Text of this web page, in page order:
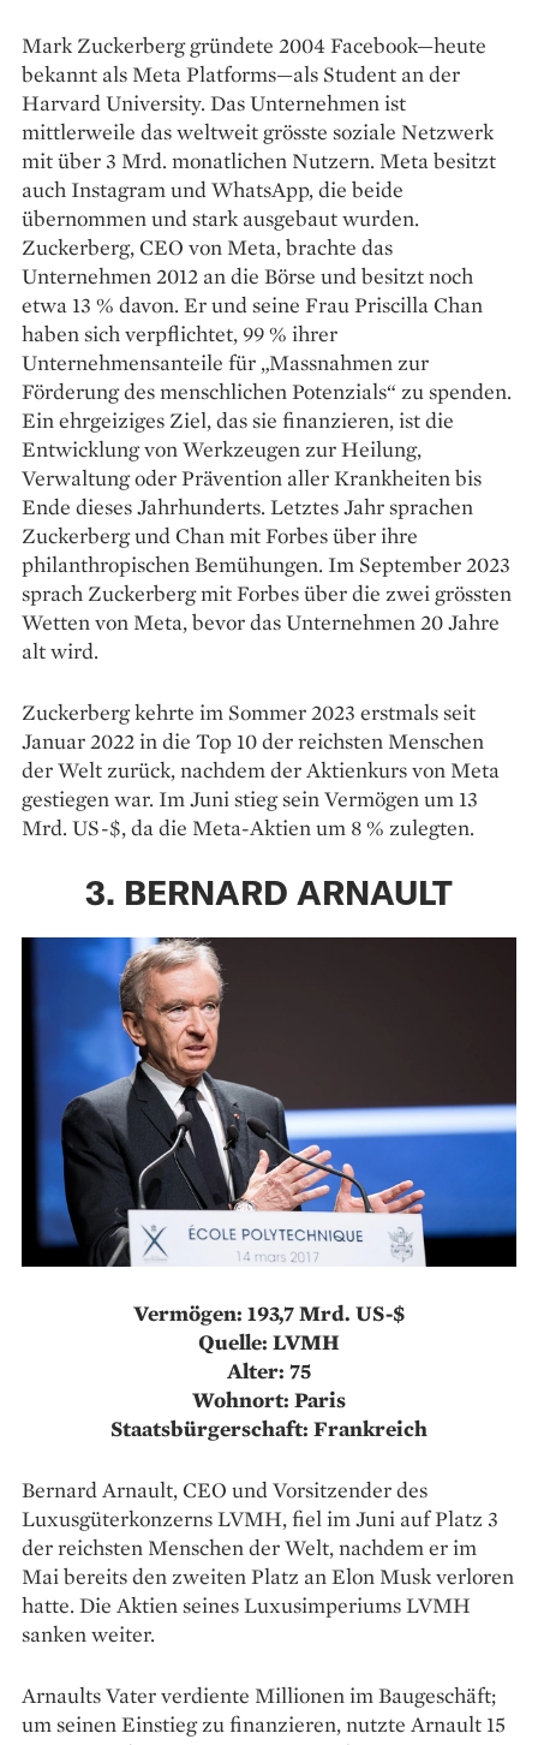
Mark Zuckerberg gründete 2004 Facebook—heute
bekannt als Meta Platforms—als Student an der
Harvard University. Das Unternehmen ist
mittlerweile das weltweit grösste soziale Netzwerk
mit über 3 Mrd. monatlichen Nutzern. Meta besitzt
auch Instagram und WhatsApp, die beide
übernommen und stark ausgebaut wurden.
Zuckerberg, CEO von Meta, brachte das
Unternehmen 2012 an die Börse und besitzt noch
etwa 13 % davon. Er und seine Frau Priscilla Chan
haben sich verpflichtet, 99 % ihrer
Unternehmensanteile für „Massnahmen zur
Förderung des menschlichen Potenzials“ zu spenden.
Ein ehrgeiziges Ziel, das sie finanzieren, ist die
Entwicklung von Werkzeugen zur Heilung,
Verwaltung oder Prävention aller Krankheiten bis
Ende dieses Jahrhunderts. Letztes Jahr sprachen
Zuckerberg und Chan mit Forbes über ihre
philanthropischen Bemühungen. Im September 2023
sprach Zuckerberg mit Forbes über die zwei grössten
Wetten von Meta, bevor das Unternehmen 20 Jahre
alt wird.
Zuckerberg kehrte im Sommer 2023 erstmals seit
Januar 2022 in die Top 10 der reichsten Menschen
der Welt zurück, nachdem der Aktienkurs von Meta
gestiegen war. Im Juni stieg sein Vermögen um 13
Mrd. US-$, da die Meta-Aktien um 8 % zulegten.
3. BERNARD ARNAULT
Vermögen: 193,7 Mrd. US-$
Quelle: LVMH
Alter: 75
Wohnort: Paris
Staatsbürgerschaft: Frankreich
Bernard Arnault, CEO und Vorsitzender des
Luxusgüterkonzerns LVMH, fiel im Juni auf Platz 3
der reichsten Menschen der Welt, nachdem er im
Mai bereits den zweiten Platz an Elon Musk verloren
hatte. Die Aktien seines Luxusimperiums LVMH
sanken weiter.
Arnaults Vater verdiente Millionen im Baugeschäft;
um seinen Einstieg zu finanzieren, nutzte Arnault 15